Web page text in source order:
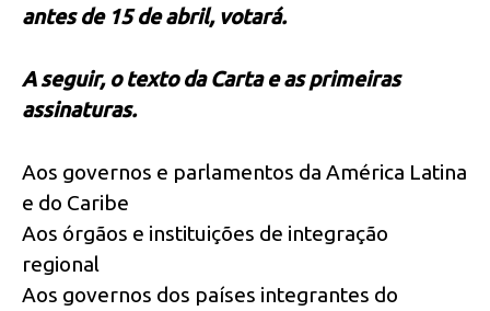
antes de 15 de abril, votará.
A seguir, o texto da Carta e as primeiras
assinaturas.
Aos governos e parlamentos da América Latina
e do Caribe
Aos órgãos e instituições de integração
regional
Aos governos dos países integrantes do